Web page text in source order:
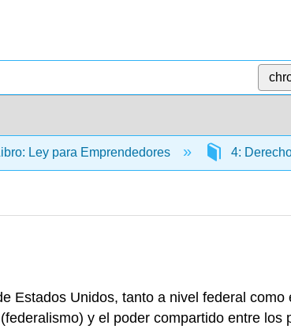
Ley para Emprendedores 4:
Estados Unidos, tanto a nivel federal como
y el poder compartido entre los